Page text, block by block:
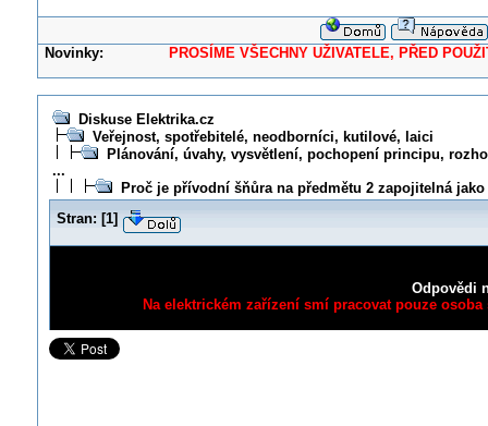
Novinky: PROSÍME VŠECHNY UŽIVATELE, PŘED
Diskuse Elektrika.cz
Veřejnost, spotřebitelé, neodborníci, kutilové, laici
Plánování, úvahy, vysvětlení, pochopení principu,
...
Proč je přívodní šňůra na předmětu 2 zapojitelná
Stran: [1]
Odpovědi
Na elektrickém zařízení smí pracovat pouze